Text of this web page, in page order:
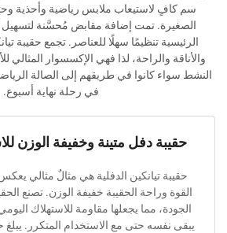
ملابس رياضية وأحذية وحتى بعض
تمت إضافة مقابض مُحسَّنة لتسهيل الحمل، وتوفر
تنظيمًا سهلًا للعناصر. تجمع حقيبة تيانكين الدفل بين
لذا فهي الإكسسوار المثالي للأشخاص ذوي
كانوا في طريقهم إلى الصالة الرياضية أو ممارسة
في رحلة نهاية أسبوع.
دفل متينة وخفيفة الوزن للاستخدام
تيانكين الدفلية هي مثالٌ مثالي يعكس التوازن
الحقيبة خفيفة الوزن. تصنع الحقيبة من
مما يجعلها مقاومة للاستهلاك اليومي، وبالتالي فإن